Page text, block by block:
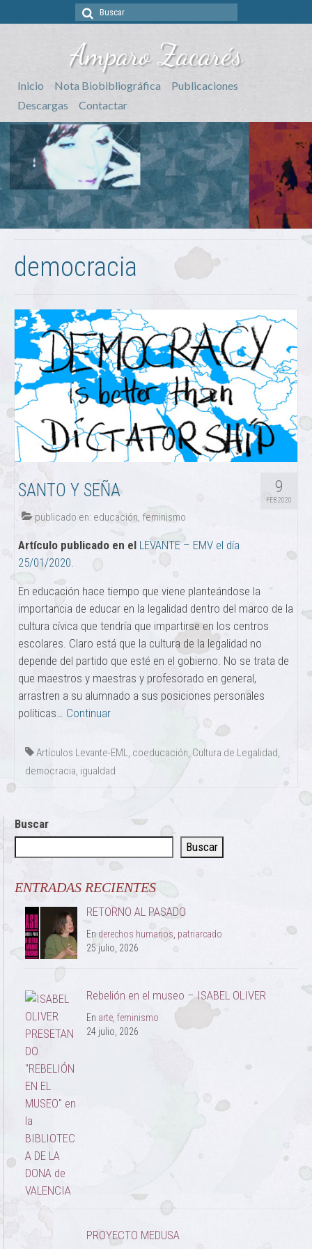
Buscar
Amparo Zacarés
Inicio Nota Biobibliográfica
Publicaciones
Descargas
Contactar
democracia
9
FEB 2020
SANTO Y SEÑA
publicado en: educación, feminismo
Artículo publicado en el LEVANTE – EMV el día
25/01/2020.
En educación hace tiempo que viene planteándose la
importancia de educar en la legalidad dentro del marco de la
cultura cívica que tendría que impartirse en los centros
escolares. Claro está que la cultura de la legalidad no
depende del partido que esté en el gobierno. No se trata de
que maestros y maestras y profesorado en general,
arrastren a su alumnado a sus posiciones personales
políticas… Continuar
Artículos Levante-EML, coeducación, Cultura de Legalidad,
democracia, igualdad
Buscar
Buscar
ENTRADAS RECIENTES
RETORNO AL PASADO
En derechos humanos, patriarcado
25 julio, 2026
Rebelión en el museo – ISABEL OLIVER
En arte, feminismo
24 julio, 2026
PROYECTO MEDUSA